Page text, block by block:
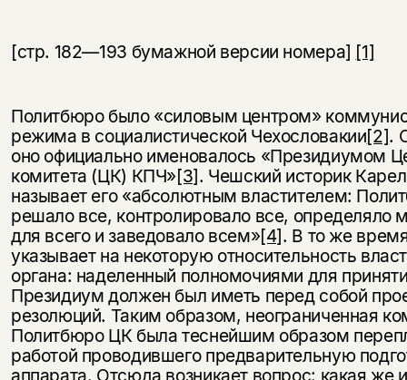
[стр. 182—193 бумажной версии номера] [1]
Политбюро было «силовым центром»
режима в социалистической Чехословакии[2].
оно официально именовалось «Президиумом
комитета (ЦК) КПЧ»[3]. Чешский историк
называет его «абсолютным властителем:
решало все, контролировало все, определяло
для всего и заведовало всем»[4]. В то же
указывает на некоторую относительность
органа: наделенный полномочиями для
Президиум должен был иметь перед собой
резолюций. Таким образом, неограниченная
Политбюро ЦК была теснейшим образом
работой проводившего предварительную